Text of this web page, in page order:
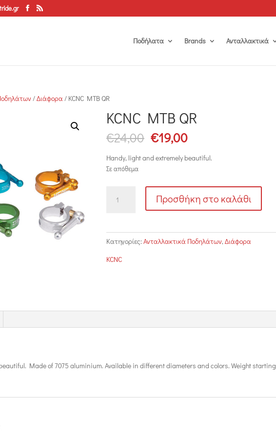
Ποδήλατα Brands Ανταλλακτικά
/Διάφορα/ KCNC MTB QR
KCNC MTB QR
€24,00 Original
price
was:
€19,00Η
τιμή
€19,00.
Handy, light and extremely beautiful.
Σε απόθεμα
MTB
Προσθήκη στο καλάθι
Κατηγορίες:Ανταλλακτικά Ποδηλάτων,Διάφορα
KCNC
Made of 7075 aluminium. Available in different diameters and colors. Weight starting